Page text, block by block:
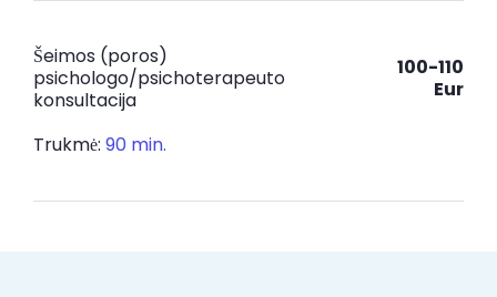
Šeimos (poros)
psichologo/psichoterapeuto
konsultacija
Trukmė: 90 min.
100-110
Eur